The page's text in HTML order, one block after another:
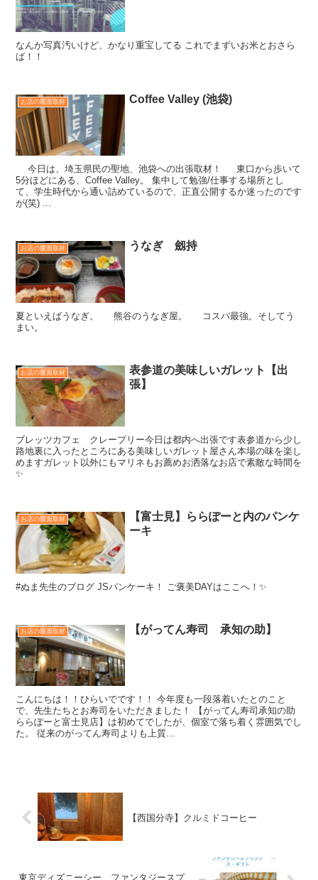
なんか写真汚いけど、かなり重宝してる これでまずいお米とおさら
ば！！
お店の覆面取材 Coffee Valley (池袋)
今日は、埼玉県民の聖地、池袋への出張取材！ 東口から歩いて
5分ほどにある、Coffee Valley。 集中して勉強/仕事する場所とし
て、学生時代から通い詰めているので、正直公開するか迷ったのです
が(笑) ...
お店の覆面取材 うなぎ 劔持
夏といえばうなぎ。 熊谷のうなぎ屋。 コスパ最強。そしてう
まい。
お店の覆面取材
表参道の美味しいガレット【出
張】
ブレッツカフェ クレープリー今日は都内へ出張です表参道から少し
路地裏に入ったところにある美味しいガレット屋さん本場の味を楽し
めますガレット以外にもマリネもお薦めお洒落なお店で素敵な時間を
✨
お店の覆面取材
【富士見】ららぽーと内のパンケ
ーキ
#ぬま先生のブログ JSパンケーキ！ ご褒美DAYはここへ！✨
お店の覆面取材 【がってん寿司 承知の助】
こんにちは！！ひらいでです！！ 今年度も一段落着いたとのこと
で、先生たちとお寿司をいただきました！ 【がってん寿司承知の助
ららぽーと富士見店】は初めてでしたが、個室で落ち着く雰囲気でし
た。 従来のがってん寿司よりも上質...
【西国分寺】クルミドコーヒー
東京ディズニーシー、ファンタジースプ